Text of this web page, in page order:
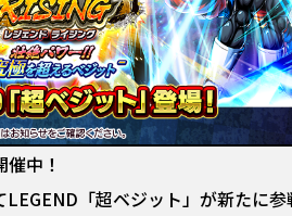
中！
「超ベジット」が新たに参